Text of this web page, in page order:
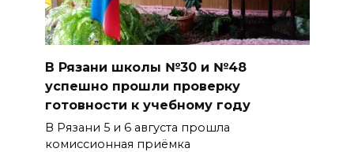
В Рязани школы №30 и №48
успешно прошли проверку
готовности к учебному году
В Рязани 5 и 6 августа прошла
комиссионная приёмка